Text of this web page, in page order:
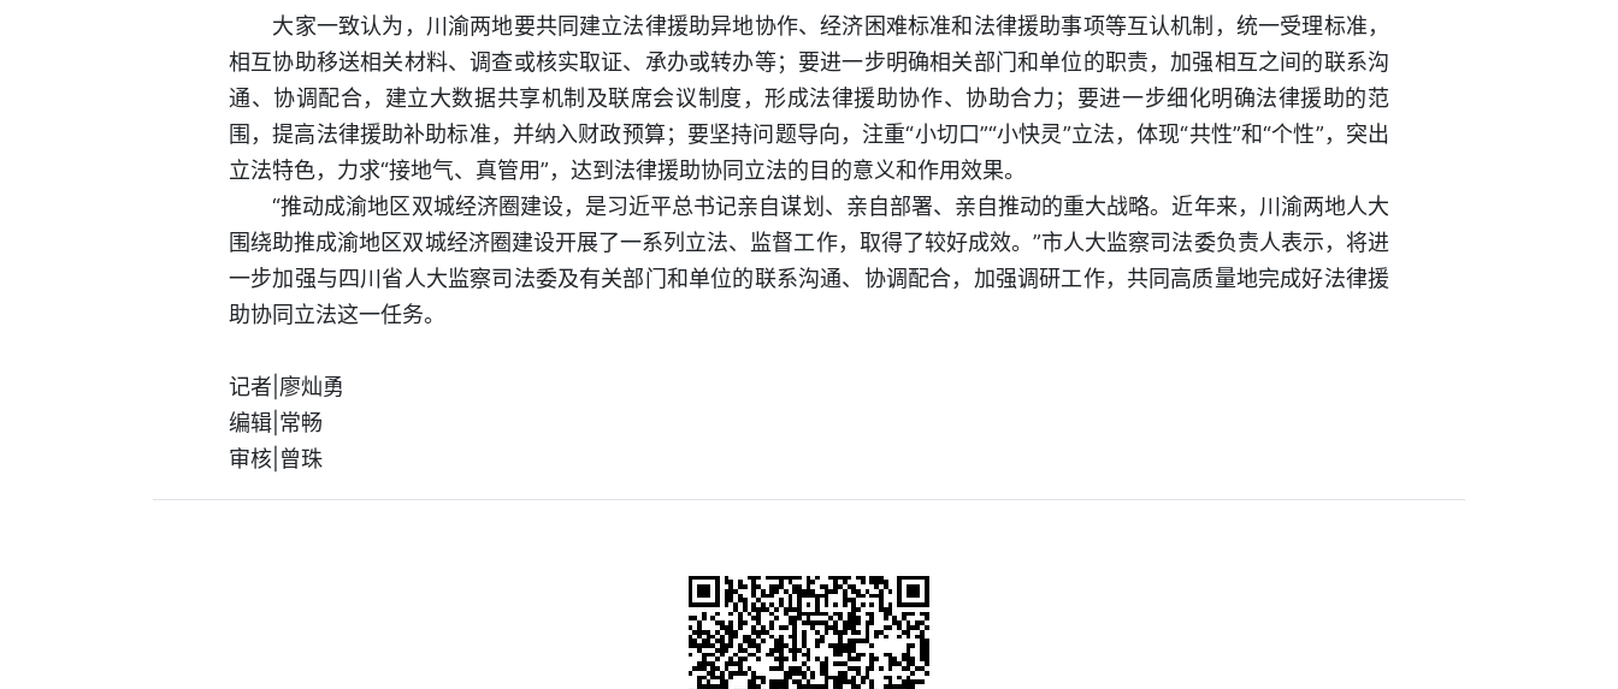
大家一致认为，川渝两地要共同建立法律援助异地协作、经济困难标准和法律援助事项等互认机制，统一受理标准，
相互协助移送相关材料、调查或核实取证、承办或转办等；要进一步明确相关部门和单位的职责，加强相互之间的联系沟
通、协调配合，建立大数据共享机制及联席会议制度，形成法律援助协作、协助合力；要进一步细化明确法律援助的范
围，提高法律援助补助标准，并纳入财政预算；要坚持问题导向，注重“小切口”“小快灵”立法，体现“共性”和“个性”，突出
立法特色，力求“接地气、真管用”，达到法律援助协同立法的目的意义和作用效果。
“推动成渝地区双城经济圈建设，是习近平总书记亲自谋划、亲自部署、亲自推动的重大战略。近年来，川渝两地人大
围绕助推成渝地区双城经济圈建设开展了一系列立法、监督工作，取得了较好成效。”市人大监察司法委负责人表示，将进
一步加强与四川省人大监察司法委及有关部门和单位的联系沟通、协调配合，加强调研工作，共同高质量地完成好法律援
助协同立法这一任务。
记者|廖灿勇
编辑|常畅
审核|曾珠